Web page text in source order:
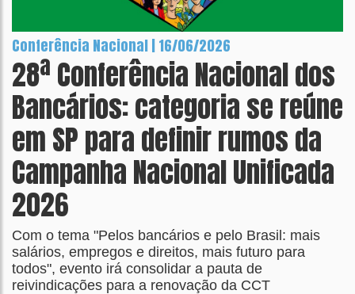
Conferência Nacional | 16/06/2026
28ª Conferência Nacional dos
Bancários: categoria se reúne
em SP para definir rumos da
Campanha Nacional Unificada
2026
Com o tema "Pelos bancários e pelo Brasil: mais
salários, empregos e direitos, mais futuro para
todos", evento irá consolidar a pauta de
reivindicações para a renovação da CCT